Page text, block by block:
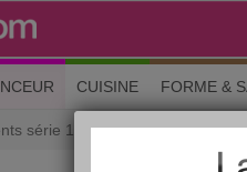
CUISINE FORME &
série 1